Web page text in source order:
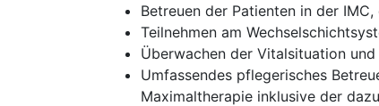
Betreuen der Patienten in der
Teilnehmen am
Überwachen der Vitalsituation
Umfassendes pflegerisches
Maximaltherapie inklusive der